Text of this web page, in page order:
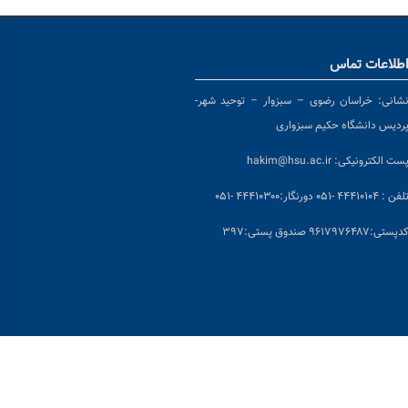
تماس
خراسان رضوی – سبزوار – توحید شهر-
دانشگاه حکیم سبزواری
الکترونیکی: hakim@hsu.ac.ir
: ۴۴۴۱۰۱۰۴ -۰۵۱ دورنگار:۴۴۴۱۰۳۰۰ -۰۵۱
پستی:۹۶۱۷۹۷۶۴۸۷ صندوق پستی:۳۹۷